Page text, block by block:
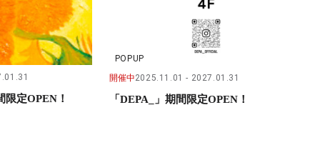
定OPEN！
POPUP
開催中2025.11.01 2027.01.31
「DEPA_」期間限定OPEN！